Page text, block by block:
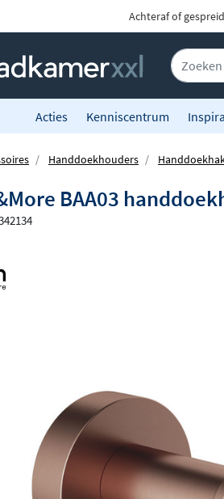
Achteraf of
Acties Kenniscentrum
Handdoekhouders
BAA03